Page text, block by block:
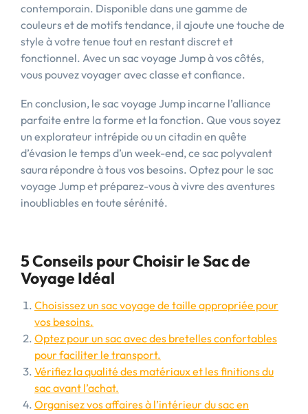
contemporain. Disponible dans une gamme de
couleurs et de motifs tendance, il ajoute une touche de
style à votre tenue tout en restant discret et
fonctionnel. Avec un sac voyage Jump à vos côtés,
vous pouvez voyager avec classe et confiance.
En conclusion, le sac voyage Jump incarne l’alliance
parfaite entre la forme et la fonction. Que vous soyez
un explorateur intrépide ou un citadin en quête
d’évasion le temps d’un week-end, ce sac polyvalent
saura répondre à tous vos besoins. Optez pour le sac
voyage Jump et préparez-vous à vivre des aventures
inoubliables en toute sérénité.
5 Conseils pour Choisir le Sac de
Voyage Idéal
Choisissez un sac voyage de taille appropriée pour
vos besoins.
Optez pour un sac avec des bretelles confortables
pour faciliter le transport.
Vérifiez la qualité des matériaux et les finitions du
sac avant l’achat.
Organisez vos affaires à l’intérieur du sac en